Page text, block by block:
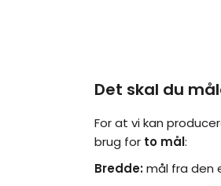
Det skal du
For at vi kan
brug for to mål:
Bredde:mål fra den